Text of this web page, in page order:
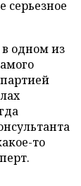
серьезное
в одном из
то